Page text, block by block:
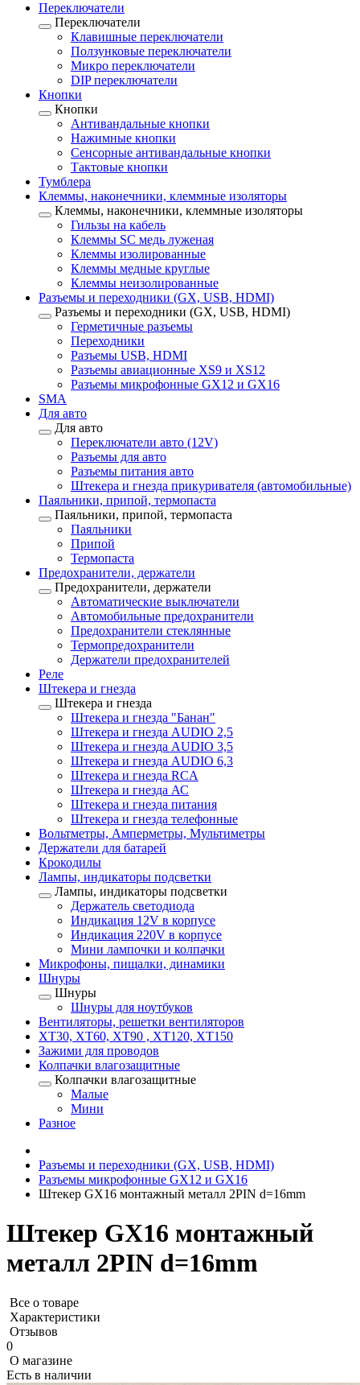
Переключатели
Переключатели
Клавишные переключатели
Ползунковые переключатели
Микро переключатели
DIP переключатели
Кнопки
Кнопки
Антивандальные кнопки
Нажимные кнопки
Сенсорные антивандальные кнопки
Тактовые кнопки
Тумблера
Клеммы, наконечники, клеммные изоляторы
Клеммы, наконечники, клеммные изоляторы
Гильзы на кабель
Клеммы SC медь луженая
Клеммы изолированные
Клеммы медные круглые
Клеммы неизолированные
Разъемы и переходники (GX, USB, HDMI)
Разъемы и переходники (GX, USB, HDMI)
Герметичные разъемы
Переходники
Разъемы USB, HDMI
Разъемы авиационные XS9 и XS12
Разъемы микрофонные GX12 и GX16
SMA
Для авто
Для авто
Переключатели авто (12V)
Разъемы для авто
Разъемы питания авто
Штекера и гнезда прикуривателя (автомобильные)
Паяльники, припой, термопаста
Паяльники, припой, термопаста
Паяльники
Припой
Термопаста
Предохранители, держатели
Предохранители, держатели
Автоматические выключатели
Автомобильные предохранители
Предохранители стеклянные
Термопредохранители
Держатели предохранителей
Реле
Штекера и гнезда
Штекера и гнезда
Штекера и гнезда "Банан"
Штекера и гнезда AUDIO 2,5
Штекера и гнезда AUDIO 3,5
Штекера и гнезда AUDIO 6,3
Штекера и гнезда RCA
Штекера и гнезда АС
Штекера и гнезда питания
Штекера и гнезда телефонные
Вольтметры, Амперметры, Мультиметры
Держатели для батарей
Крокодилы
Лампы, индикаторы подсветки
Лампы, индикаторы подсветки
Держатель светодиода
Индикация 12V в корпусе
Индикация 220V в корпусе
Мини лампочки и колпачки
Микрофоны, пищалки, динамики
Шнуры
Шнуры
Шнуры для ноутбуков
Вентиляторы, решетки вентиляторов
XT30, XT60, XT90 , XT120, XT150
Зажими для проводов
Колпачки влагозащитные
Колпачки влагозащитные
Малые
Мини
Разное
Разъемы и переходники (GX, USB, HDMI)
Разъемы микрофонные GX12 и GX16
Штекер GX16 монтажный металл 2PIN d=16mm
Штекер GX16 монтажный
металл 2PIN d=16mm
Все о товаре
Характеристики
Отзывов
0
О магазине
Есть в наличии